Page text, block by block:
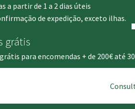
a partir de 1 a 2 dias úteis
de expedição, exceto ilhas.
grátis
para encomendas + de 200€ até